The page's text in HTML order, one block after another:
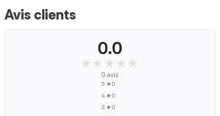
Avis clients
0.0
★★★★★
★★★★★
0 avis
5 ★0
4 ★0
3 ★0